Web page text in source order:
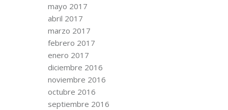
mayo 2017
abril 2017
marzo 2017
febrero 2017
enero 2017
diciembre 2016
noviembre 2016
octubre 2016
septiembre 2016